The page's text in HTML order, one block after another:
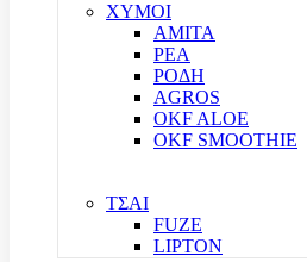
ΧΥΜΟΙ
ΑΜΙΤΑ
ΡΕΑ
ΡΟΔΗ
AGROS
OKF ALOE
OKF SMOOTHIE
ΤΣΑΙ
FUZE
LIPTON